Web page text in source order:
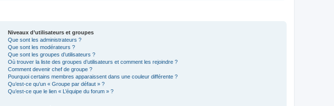
Niveaux d’utilisateurs et groupes
Que sont les administrateurs ?
Que sont les modérateurs ?
Que sont les groupes d’utilisateurs ?
Où trouver la liste des groupes d’utilisateurs et comment les rejoindre ?
Comment devenir chef de groupe ?
Pourquoi certains membres apparaissent dans une couleur différente ?
Qu’est-ce qu’un « Groupe par défaut » ?
Qu’est-ce que le lien « L’équipe du forum » ?